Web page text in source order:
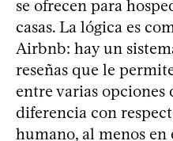
se ofrecen para
casas. La lógica es
Airbnb: hay un
reseñas que le
entre varias opciones
diferencia con
humano, al menos en